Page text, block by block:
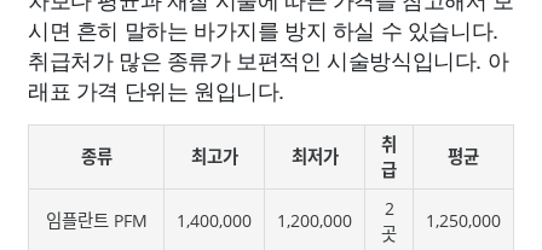
시면 흔히 말하는 바가지를 방지 하실 수 있습니다.
취급처가 많은 종류가 보편적인 시술방식입니다. 아
래표 가격 단위는 원입니다.
종류 최고가 최저가
취
급
평균
임플란트 PFM 1,400,000 1,200,000
2
곳
1,250,000